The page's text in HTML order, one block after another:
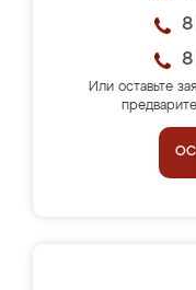
8
8
Или оставьте